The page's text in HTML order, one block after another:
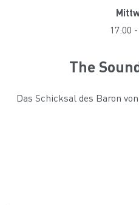
17:00 -
The
Das Schicksal des Baron